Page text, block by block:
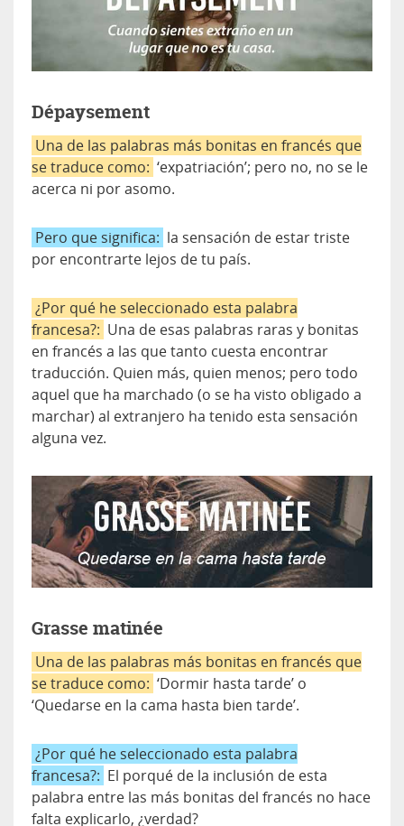
Dépaysement
Una de las palabras más bonitas en francés que
se traduce como: ‘expatriación’; pero no, no se le
acerca ni por asomo.
Pero que significa: la sensación de estar triste
por encontrarte lejos de tu país.
¿Por qué he seleccionado esta palabra
francesa?: Una de esas palabras raras y bonitas
en francés a las que tanto cuesta encontrar
traducción. Quien más, quien menos; pero todo
aquel que ha marchado (o se ha visto obligado a
marchar) al extranjero ha tenido esta sensación
alguna vez.
Grasse matinée
Una de las palabras más bonitas en francés que
se traduce como: ‘Dormir hasta tarde’ o
‘Quedarse en la cama hasta bien tarde’.
¿Por qué he seleccionado esta palabra
francesa?: El porqué de la inclusión de esta
palabra entre las más bonitas del francés no hace
falta explicarlo, ¿verdad?